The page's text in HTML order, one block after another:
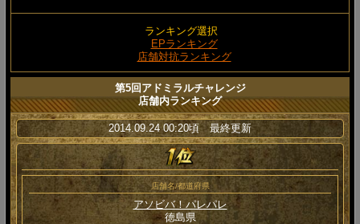
ランキング選択
EPランキング
店舗対抗ランキング
第5回アドミラルチャレンジ
店舗内ランキング
2014.09.24 00:20頃 最終更新
店舗名/都道府県
アソビバ！パレパレ
徳島県